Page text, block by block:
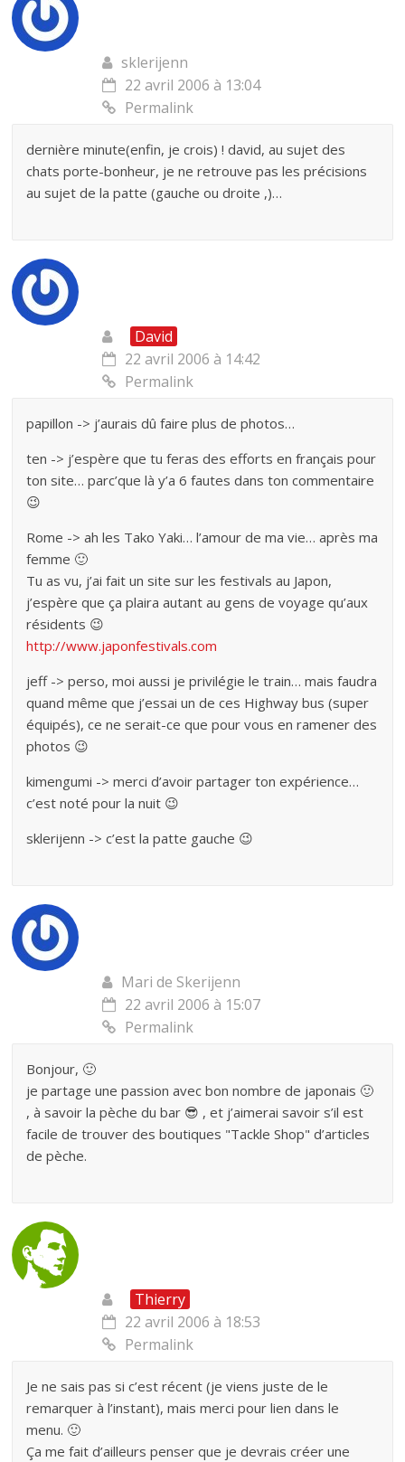
sklerijenn
22 avril 2006 à 13:04
Permalink
dernière minute(enfin, je crois) ! david, au sujet des
chats porte-bonheur, je ne retrouve pas les précisions
au sujet de la patte (gauche ou droite ,)…
David
22 avril 2006 à 14:42
Permalink
papillon -> j’aurais dû faire plus de photos…
ten -> j’espère que tu feras des efforts en français pour
ton site… parc’que là y’a 6 fautes dans ton commentaire
😉
Rome -> ah les Tako Yaki… l’amour de ma vie… après ma
femme 🙂
Tu as vu, j’ai fait un site sur les festivals au Japon,
j’espère que ça plaira autant au gens de voyage qu’aux
résidents 😉
http://www.japonfestivals.com
jeff -> perso, moi aussi je privilégie le train… mais faudra
quand même que j’essai un de ces Highway bus (super
équipés), ce ne serait-ce que pour vous en ramener des
photos 😉
kimengumi -> merci d’avoir partager ton expérience…
c’est noté pour la nuit 😉
sklerijenn -> c’est la patte gauche 😉
Mari de Skerijenn
22 avril 2006 à 15:07
Permalink
Bonjour, 🙂
je partage une passion avec bon nombre de japonais 🙂
, à savoir la pèche du bar 😎 , et j’aimerai savoir s’il est
facile de trouver des boutiques "Tackle Shop" d’articles
de pèche.
Thierry
22 avril 2006 à 18:53
Permalink
Je ne sais pas si c’est récent (je viens juste de le
remarquer à l’instant), mais merci pour lien dans le
menu. 🙂
Ça me fait d’ailleurs penser que je devrais créer une